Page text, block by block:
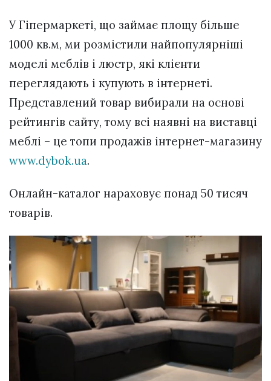
У Гіпермаркеті, що займає площу більше
1000 кв.м, ми розмістили найпопулярніші
моделі меблів і люстр, які клієнти
переглядають і купують в інтернеті.
Представлений товар вибирали на основі
рейтингів сайту, тому всі наявні на виставці
меблі – це топи продажів інтернет-магазину
www.dybok.ua.
Онлайн-каталог нараховує понад 50 тисяч
товарів.